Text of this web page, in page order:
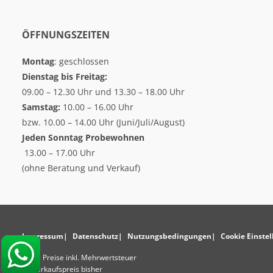
ÖFFNUNGSZEITEN
Montag: geschlossen
Dienstag bis Freitag:
09.00 – 12.30 Uhr und 13.30 – 18.00 Uhr
Samstag: 10.00 – 16.00 Uhr
bzw. 10.00 – 14.00 Uhr (Juni/Juli/August)
Jeden Sonntag Probewohnen
13.00 – 17.00 Uhr
(ohne Beratung und Verkauf)
Impressum Datenschutz Nutzungsbedingungen Cookie
* Alle Preise inkl. Mehrwertsteuer
** Verkaufspreis bisher